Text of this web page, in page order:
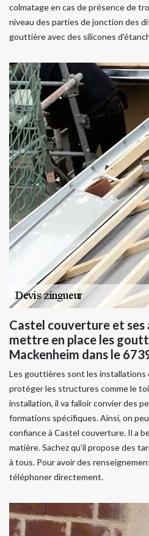
colmatage en cas de présence de
niveau des parties de jonction des
gouttière avec des silicones
Castel couverture et
mettre en place les
Mackenheim dans le
Les gouttières sont les
protéger les structures comme le
installation, il va falloir convier des
formations spécifiques. Ainsi, on
confiance à Castel couverture. Il a
matière. Sachez qu'il propose des
à tous. Pour avoir des
téléphoner directement.